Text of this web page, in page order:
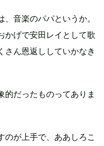
、音楽のパパというか。
かげで安田レイとして歌
さん恩返ししていかなき
だったものってありま
のが上手で、ああしろこ